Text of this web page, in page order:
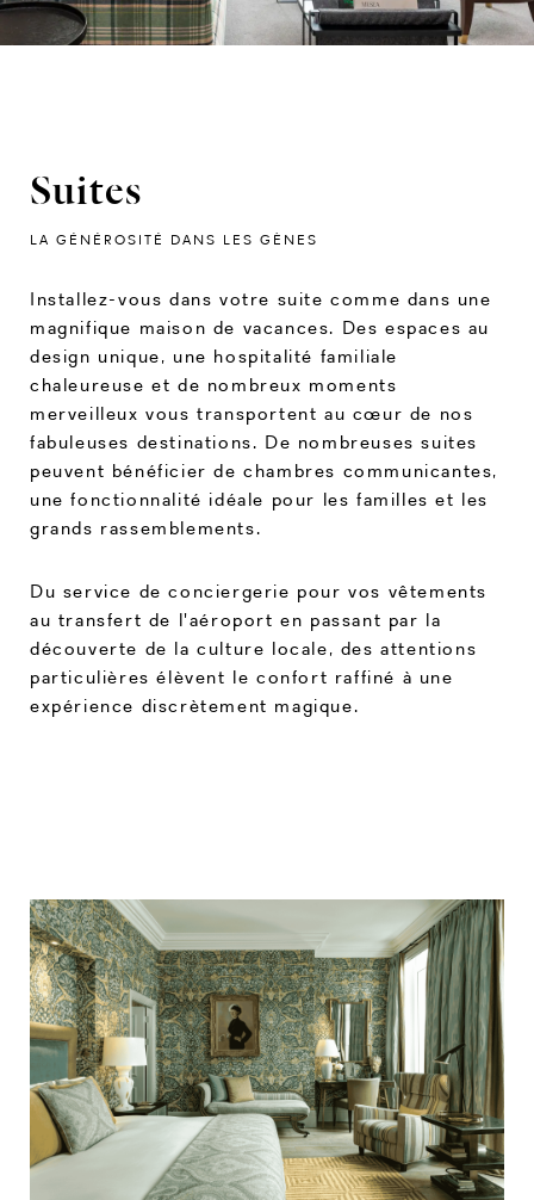
Suites
LA GÉNÉROSITÉ DANS LES GÈNES
Installez-vous dans votre suite comme dans une
magnifique maison de vacances. Des espaces au
design unique, une hospitalité familiale
chaleureuse et de nombreux moments
merveilleux vous transportent au cœur de nos
fabuleuses destinations. De nombreuses suites
peuvent bénéficier de chambres communicantes,
une fonctionnalité idéale pour les familles et les
grands rassemblements.
Du service de conciergerie pour vos vêtements
au transfert de l'aéroport en passant par la
découverte de la culture locale, des attentions
particulières élèvent le confort raffiné à une
expérience discrètement magique.